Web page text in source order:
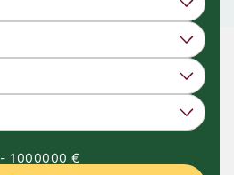
-1000000 €